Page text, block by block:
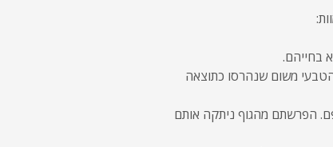
בחייהם.
משום שנהרסו כתוצאה
הפרשתם מהגוף ניתקה אותם